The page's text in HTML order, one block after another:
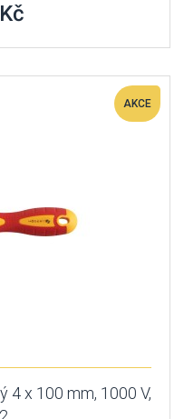
AKCE
4 x 100 mm, 1000 V,